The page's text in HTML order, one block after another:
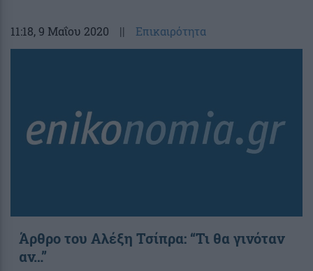
11:18, 9 Μαΐου 2020 || Επικαιρότητα
Άρθρο του Αλέξη Τσίπρα: “Τι θα γινόταν
αν…”